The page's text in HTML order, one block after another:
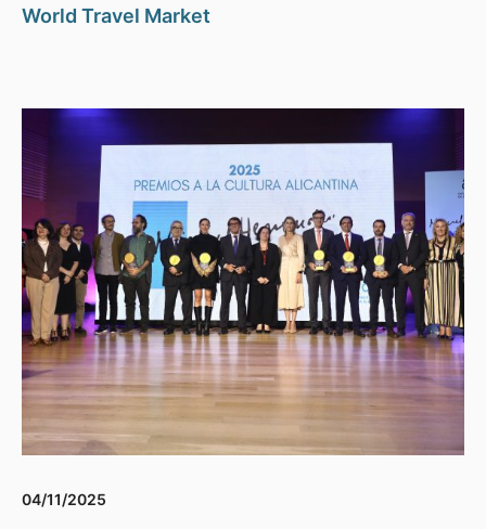
World Travel Market
04/11/2025